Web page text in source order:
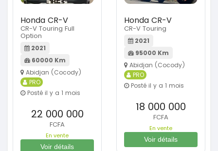
Honda CR-V
CR-V Touring Full
Option
2021
60000 Km
Abidjan (Cocody)
PRO
Posté il y a 1 mois
22 000 000
FCFA
En vente
Voir détails
Honda CR-V
CR-V Touring
2021
95000 Km
Abidjan (Cocody)
PRO
Posté il y a 1 mois
18 000 000
FCFA
En vente
Voir détails